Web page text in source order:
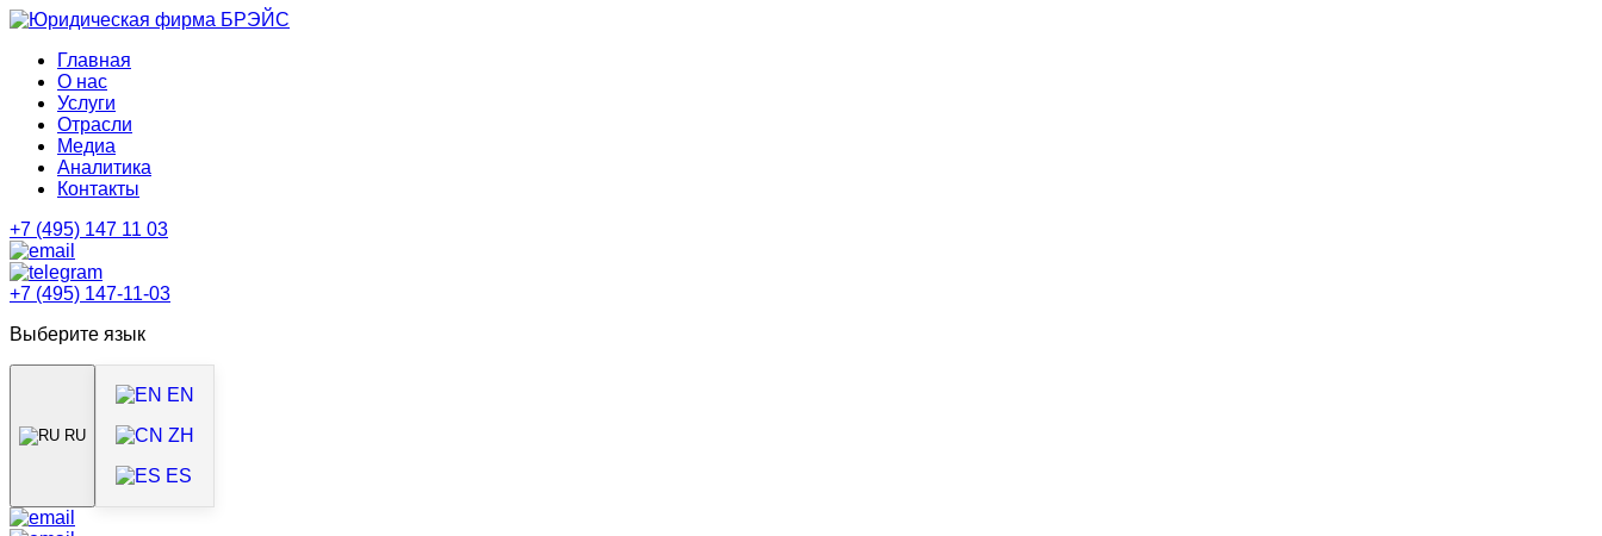
Главная
О нас
Услуги
Отрасли
Медиа
Аналитика
Контакты
+7 (495) 147 11 03
+7 (495) 147-11-03
Выберите язык
RU
EN
ZH
ES